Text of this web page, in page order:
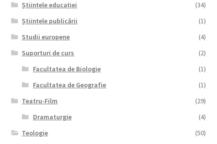
Științele educației
(34)
Științele publicării
(1)
Studii europene
(4)
Suporturi de curs
(2)
Facultatea de Biologie
(1)
Facultatea de Geografie
(1)
Teatru-Film
(29)
Dramaturgie
(4)
Teologie
(50)